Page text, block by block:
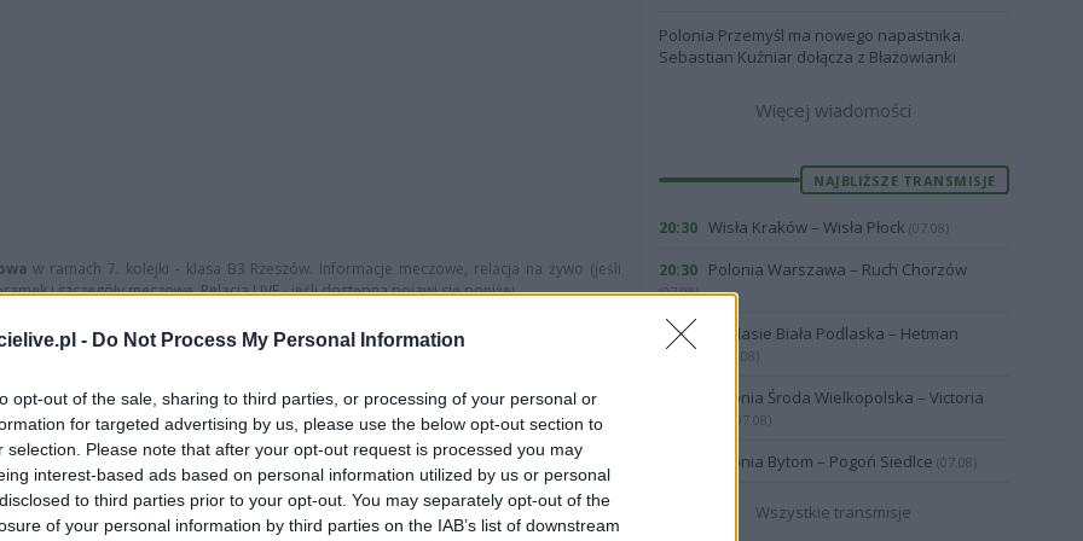
- Do Not Process My Personal Information
opt-out of the sale, sharing to third parties, or processing of your personal or
for targeted advertising by us, please use the below opt-out section to
selection. Please note that after your opt-out request is processed you may
interest-based ads based on personal information utilized by us or personal
to third parties prior to your opt-out. You may separately opt-out of the
of your personal information by third parties on the IAB’s list of downstream
w ramach 7. kolejki - klasa B3 Rzeszów. Informacje meczowe, relacja na żywo (jeśli
i szczegóły meczowe. Relacja LIVE - jeśli dostępna pojawi się poniżej.
TWK (tylko wynik końcowy)
stronęwyniki na żywo (Ekstraklasa, 1 liga, 2 liga oraz 3 i 4 liga).
Polonia Przemyśl ma nowego napastnika.
Sebastian Kuźniar dołącza z Błażowianki
Więcej wiadomości
NAJBLIŻSZE TRANSMISJE
20:30 Wisła Kraków – Wisła Płock (07.08)
20:30 Polonia Warszawa – Ruch Chorzów
(07.08)
19:57
Podlasie Biała Podlaska – Hetman
Zamość
(07.08)
Polonia Środa Wielkopolska – Victoria
(07.08)
Polonia Bytom – Pogoń Siedlce (07.08)
Wszystkie transmisje